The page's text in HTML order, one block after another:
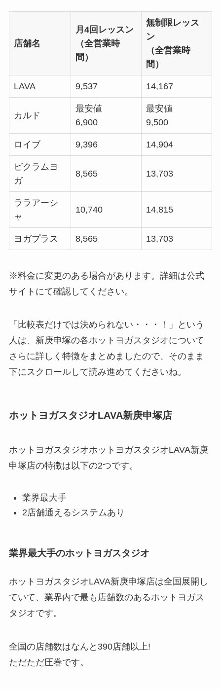
店舗名
月4回レッスン
（全営業時
間）
無制限レッス
ン
（全営業時
間）
LAVA 9,537 14,167
カルド
最安値
6,900
最安値
9,500
ロイブ 9,396 14,904
ビクラムヨ
ガ
8,565 13,703
ララアーシ
ャ
10,740 14,815
ヨガプラス 8,565 13,703
※料金に変更のある場合があります。詳細は公式
サイトにて確認してください。
「比較表だけでは決められない・・・！」という
人は、新庚申塚の各ホットヨガスタジオについて
さらに詳しく特徴をまとめましたので、そのまま
下にスクロールして読み進めてくださいね。
ホットヨガスタジオLAVA新庚申塚店
ホットヨガスタジオホットヨガスタジオLAVA新庚
申塚店の特徴は以下の2つです。
業界最大手
2店舗通えるシステムあり
業界最大手のホットヨガスタジオ
ホットヨガスタジオLAVA新庚申塚店は全国展開し
ていて、業界内で最も店舗数のあるホットヨガス
タジオです。
全国の店舗数はなんと 390店舗以上!
ただただ圧巻です。